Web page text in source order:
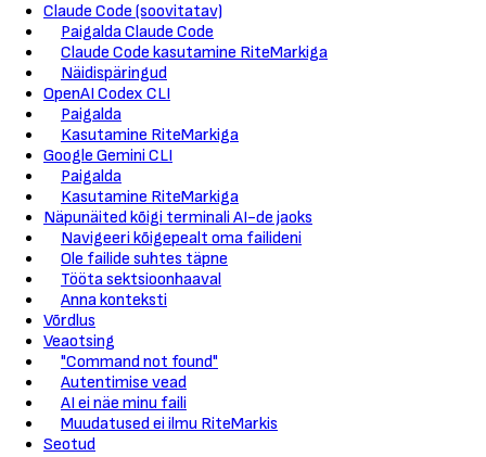
Claude Code (soovitatav)
Paigalda Claude Code
Claude Code kasutamine RiteMarkiga
Näidispäringud
OpenAI Codex CLI
Paigalda
Kasutamine RiteMarkiga
Google Gemini CLI
Paigalda
Kasutamine RiteMarkiga
Näpunäited kõigi terminali AI-de jaoks
Navigeeri kõigepealt oma failideni
Ole failide suhtes täpne
Tööta sektsioonhaaval
Anna konteksti
Võrdlus
Veaotsing
"Command not found"
Autentimise vead
AI ei näe minu faili
Muudatused ei ilmu RiteMarkis
Seotud